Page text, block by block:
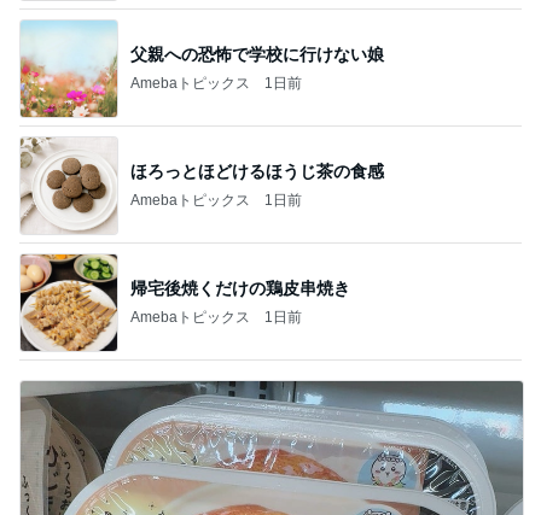
父親への恐怖で学校に行けない娘
Amebaトピックス 1日前
ほろっとほどけるほうじ茶の食感
Amebaトピックス 1日前
帰宅後焼くだけの鶏皮串焼き
Amebaトピックス 1日前